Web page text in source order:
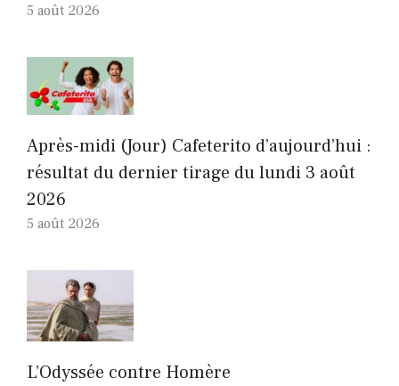
5 août 2026
Après-midi (Jour) Cafeterito d’aujourd’hui :
résultat du dernier tirage du lundi 3 août
2026
5 août 2026
L’Odyssée contre Homère